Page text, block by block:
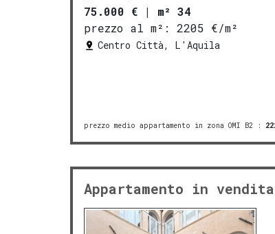
75.000 € | m² 34
prezzo al m²:
2205 €/m²
Centro Città, L'Aquila
prezzo medio appartamento in zona OMI B2 :
Appartamento in